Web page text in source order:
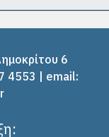
6
4553 | email: